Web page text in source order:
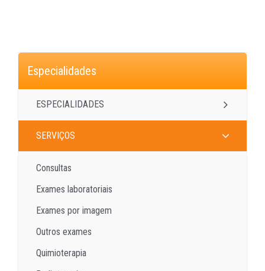
Especialidades
ESPECIALIDADES
SERVIÇOS
Consultas
Exames laboratoriais
Exames por imagem
Outros exames
Quimioterapia